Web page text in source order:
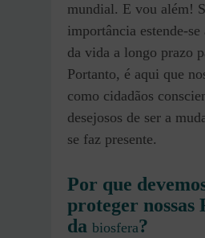
mundial. E vou além!
importância estende-se
da vida a longo prazo
Portanto, é aqui que
como cidadãos
desejosos de ser a
se faz presente.
Por que
proteger nossas
da biosfera?